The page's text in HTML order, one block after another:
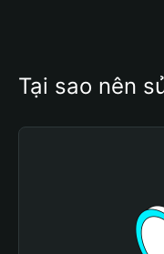
Tại sao nên